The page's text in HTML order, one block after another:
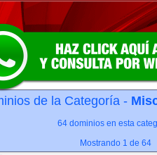
de la Categoría -
64 dominios en esta
Mostrando 1 de 64